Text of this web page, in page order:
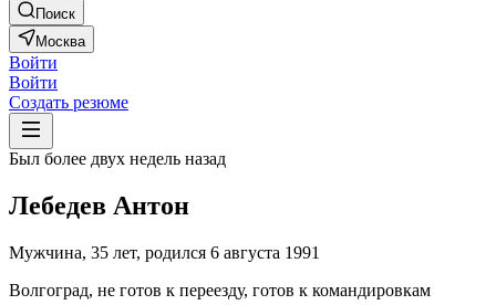
Поиск
Москва
Войти
Войти
Создать резюме
Был более двух недель назад
Лебедев Антон
Мужчина, 35 лет, родился 6 августа 1991
Волгоград, не готов к переезду, готов к командировкам